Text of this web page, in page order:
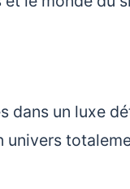
dans un luxe